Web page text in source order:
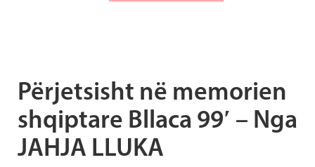
Përjetsisht në memorien
shqiptare Bllaca 99′ – Nga
JAHJA LLUKA